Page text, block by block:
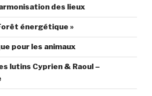
des lieux
énergétique »
pour les animaux
lutins Cyprien & Raoul –